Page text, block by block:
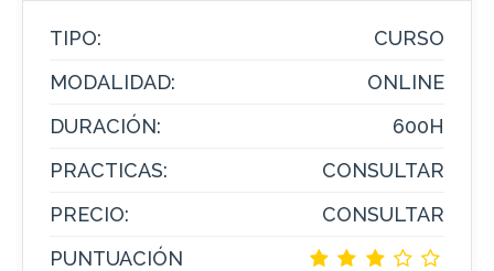
TIPO:
CURSO
MODALIDAD:
ONLINE
DURACIÓN:
600H
PRACTICAS:
CONSULTAR
PRECIO:
CONSULTAR
PUNTUACIÓN